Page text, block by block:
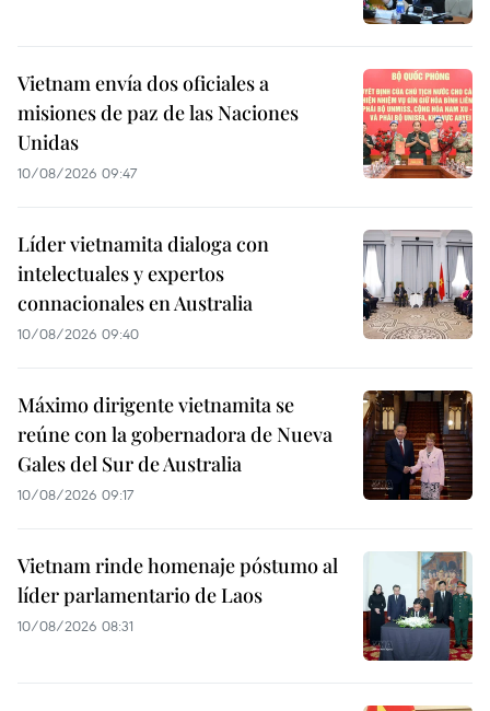
Vietnam envía dos oficiales a
misiones de paz de las Naciones
Unidas
10/08/2026 09:47
Líder vietnamita dialoga con
intelectuales y expertos
connacionales en Australia
10/08/2026 09:40
Máximo dirigente vietnamita se
reúne con la gobernadora de Nueva
Gales del Sur de Australia
10/08/2026 09:17
Vietnam rinde homenaje póstumo al
líder parlamentario de Laos
10/08/2026 08:31